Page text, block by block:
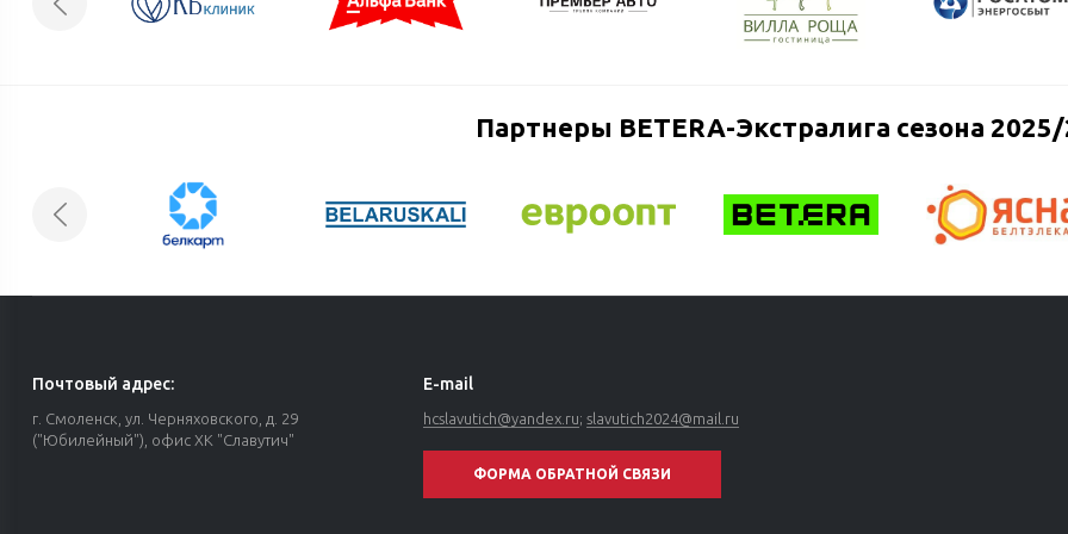
Партнеры BETERA-Экстралига сезона
Почтовый адрес:
г. Смоленск, ул. Черняховского, д. 29
("Юбилейный"), офис ХК "Славутич"
E-mail
hcslavutich@yandex.ru; slavutich2024@mail.ru
ФОРМА ОБРАТНОЙ СВЯЗИ